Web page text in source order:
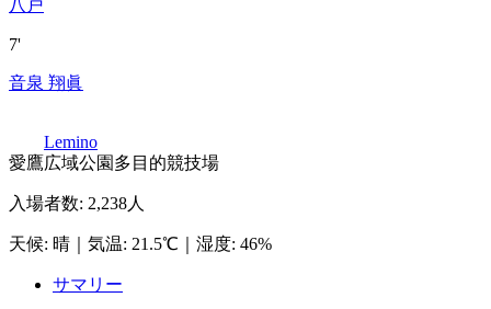
八戸
7'
音泉 翔眞
Lemino
愛鷹広域公園多目的競技場
入場者数: 2,238人
天候: 晴 気温: 21.5℃ 湿度: 46%
サマリー